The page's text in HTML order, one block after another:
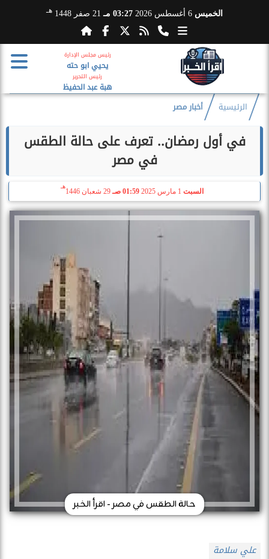
الخميس 03:27 مـ 21 صفر 1448 هـ
رئيس مجلس الإدارة
يحيي ابو حته
رئيس التحرير
هبة عبد الحفيظ
الرئيسية أخبار مصر
في أول رمضان.. تعرف على حالة الطقس
في مصر
السبت 01:59 صـ 29 شعبان 1446
هـ
حالة الطقس في مصر - اقرأ الخبر
علي سلامة